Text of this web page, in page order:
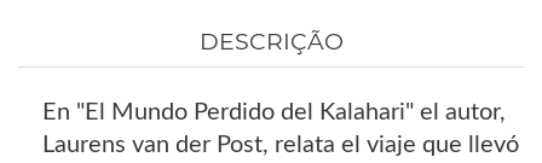
DESCRIÇÃO
En "El Mundo Perdido del Kalahari" el autor,
Laurens van der Post, relata el viaje que llevó